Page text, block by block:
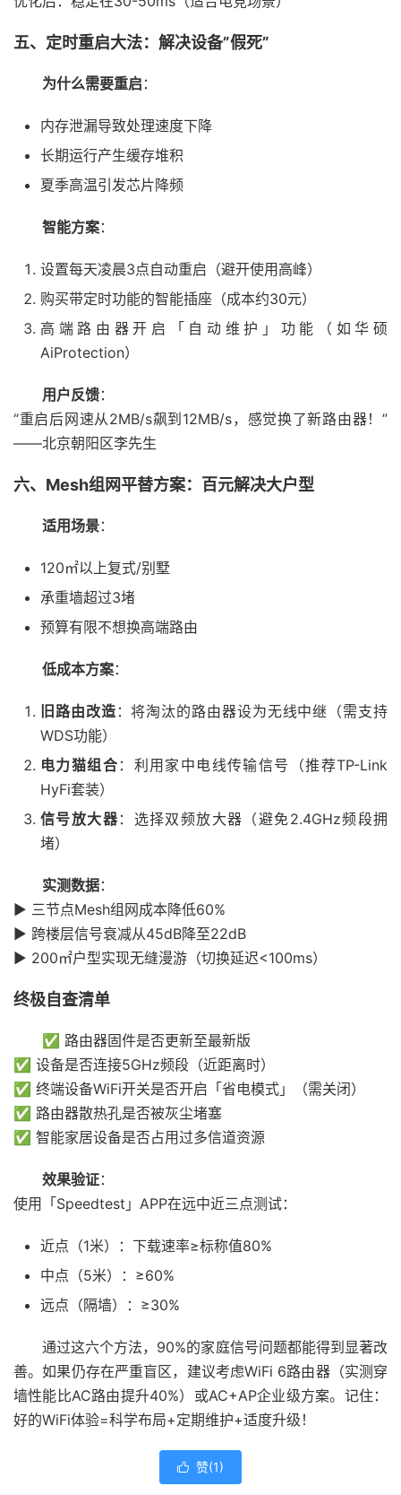
五、定时重启大法：解决设备”假死”
为什么需要重启 ：
内存泄漏导致处理速度下降
长期运行产生缓存堆积
夏季高温引发芯片降频
智能方案：
设置每天凌晨3点自动重启（避开使用高峰）
购买带定时功能的智能插座（成本约30元）
高端路由器开启「自动维护」功能（如华硕
AiProtection）
用户反馈：
“重启后网速从2MB/s飙到12MB/s，感觉换了新路由器！”
——北京朝阳区李先生
六、Mesh组网平替方案：百元解决大户型
适用场景：
120㎡以上复式/别墅
承重墙超过3堵
预算有限不想换高端路由
低成本方案：
旧路由改造 ：将淘汰的路由器设为无线中继（需支持
WDS功能）
电力猫组合 ：利用家中电线传输信号（推荐TP-Link
HyFi套装）
信号放大器：选择双频放大器（避免2.4GHz频段拥
堵）
实测数据：
▶️ 三节点Mesh组网成本降低60%
▶️ 跨楼层信号衰减从45dB降至22dB
▶️ 200㎡户型实现无缝漫游（切换延迟<100ms）
终极自查清单
✅ 路由器固件是否更新至最新版
✅ 设备是否连接5GHz频段（近距离时）
✅ 终端设备WiFi开关是否开启「省电模式」（需关闭）
✅ 路由器散热孔是否被灰尘堵塞
✅ 智能家居设备是否占用过多信道资源
效果验证：
使用「Speedtest」APP在远中近三点测试：
近点（1米）：下载速率≥标称值80%
中点（5米）：≥60%
远点（隔墙）：≥30%
通过这六个方法，90%的家庭信号问题都能得到显著改
善。如果仍存在严重盲区，建议考虑WiFi 6路由器（实测穿
墙性能比AC路由提升40%）或AC+AP企业级方案。记住：
好的WiFi体验=科学布局+定期维护+适度升级！
 赞(1)